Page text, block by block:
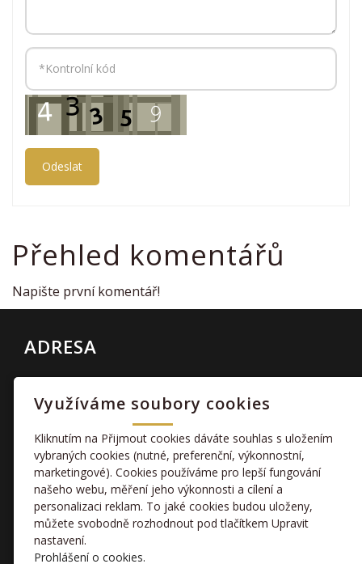
Přehled komentářů
Napište první komentář!
ADRESA
letiště Bitozeves
U NÁS NAJDETE
ARGON 915iS TRAINER
ARGON 915iS
ARGON GTL LONG
IHNED K ODBĚRU
JSME SOCIÁLNÍ
Využíváme soubory cookies
Kliknutím na Přijmout cookies dáváte souhlas s uložením
vybraných cookies (nutné, preferenční, výkonnostní,
marketingové). Cookies používáme pro lepší fungování
našeho webu, měření jeho výkonnosti a cílení a
personalizaci reklam. To jaké cookies budou uloženy,
můžete svobodně rozhodnout pod tlačítkem Upravit
nastavení.
Prohlášení o cookies.